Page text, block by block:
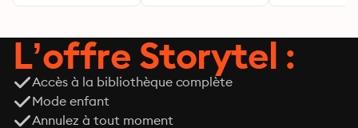
L’offre Storytel :
Accès à la bibliothèque complète
Mode enfant
Annulez à tout moment